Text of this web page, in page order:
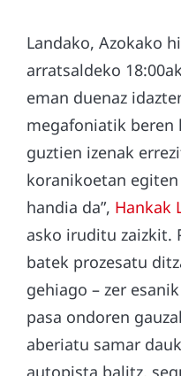
Landako, Azokako
arratsaldeko
eman duenaz
megafoniatik beren
guztien izenak
koranikoetan egiten
handia da”, Hankak
asko iruditu zaizkit.
batek prozesatu
gehiago – zer
pasa ondoren
aberiatu samar